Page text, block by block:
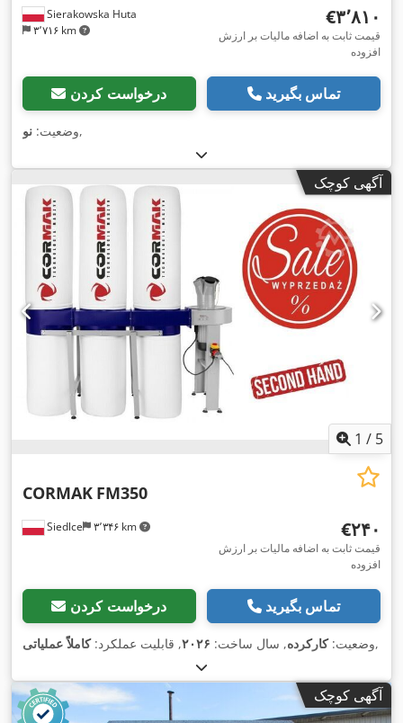
Sierakowska Huta
۳٬۷۱۶ km
‎€۳٬۸۱۰
قیمت ثابت به اضافه مالیات بر ارزش
افزوده
درخواست کردن تماس بگیرید
وضعیت: نو ,
آگهی کوچک
1 / 5
Siedlce ۳٬۳۴۶ km
CORMAK FM350
‎€۲۴۰
قیمت ثابت به اضافه مالیات بر ارزش
افزوده
درخواست کردن تماس بگیرید
وضعیت:کارکرده, سال ساخت: ۲۰۲۶, قابلیت عملکرد:کاملاً عملیاتی ,
آگهی کوچک